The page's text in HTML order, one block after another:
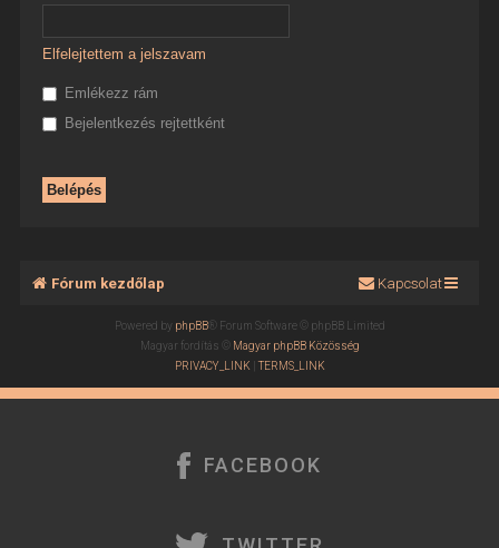
Elfelejtettem a jelszavam
Emlékezz rám
Bejelentkezés rejtettként
Fórum kezdőlap Kapcsolat
Powered by phpBB® Forum Software © phpBB Limited
Magyar fordítás © Magyar phpBB Közösség
PRIVACY_LINK |TERMS_LINK
FACEBOOK